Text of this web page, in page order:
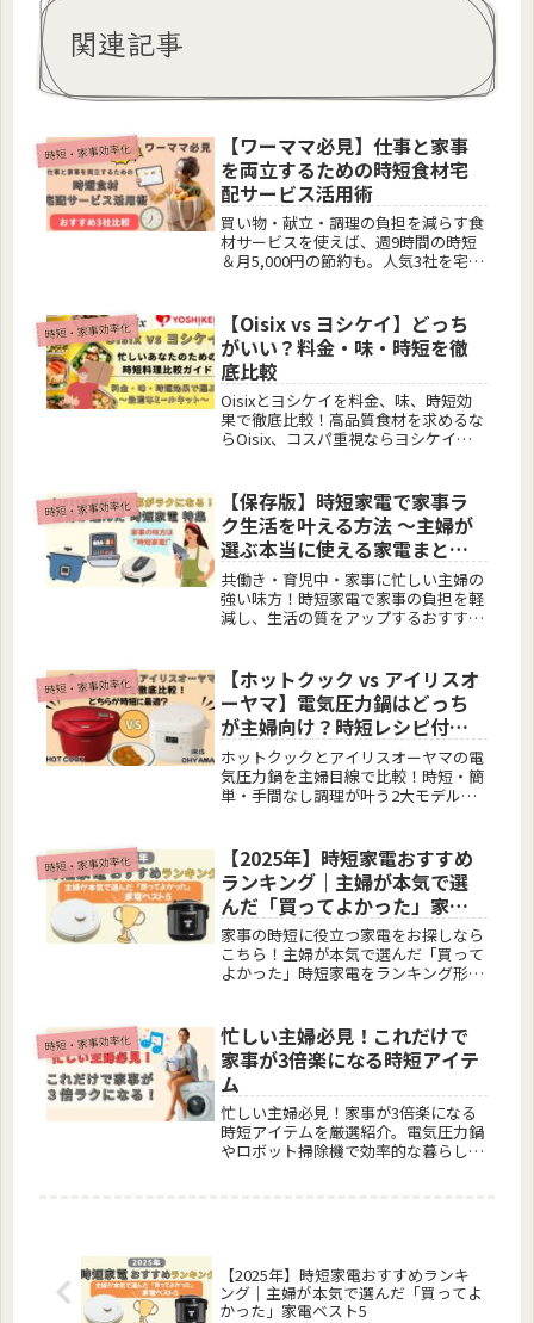
関連記事
時短・家事効率化
【ワーママ必見】仕事と家事
を両立するための時短食材宅
配サービス活用術
買い物・献立・調理の負担を減らす食
材サービスを使えば、週9時間の時短
＆月5,000円の節約も。人気3社を宅配
時短・家事効率化
【Oisix vs ヨシケイ】どっち
がいい？料金・味・時短を徹
底比較
Oisixとヨシケイを料金、味、時短効
果で徹底比較！高品質食材を求めるな
らOisix、コスパ重視ならヨシケイが
時短・家事効率化
【保存版】時短家電で家事ラ
ク生活を叶える方法 〜主婦が
選ぶ本当に使える家電まと
め〜
共働き・育児中・家事に忙しい主婦の
強い味方！時短家電で家事の負担を軽
減し、生活の質をアップするおすすめ
時短・家事効率化
【ホットクック vs アイリスオ
ーヤマ】電気圧力鍋はどっち
が主婦向け？時短レシピ付き
レビュー
ホットクックとアイリスオーヤマの電
気圧力鍋を主婦目線で比較！時短・簡
単・手間なし調理が叶う2大モデルを
します。
時短・家事効率化
【2025年】時短家電おすすめ
ランキング｜主婦が本気で選
んだ「買ってよかった」家電
ベスト5
家事の時短に役立つ家電をお探しなら
こちら！主婦が本気で選んだ「買って
よかった」時短家電をランキング形式
底比較！
時短・家事効率化
忙しい主婦必見！これだけで
家事が3倍楽になる時短アイテ
ム
忙しい主婦必見！家事が3倍楽になる
時短アイテムを厳選紹介。電気圧力鍋
やロボット掃除機で効率的な暮らしを
【2025年】時短家電おすすめランキ
ング｜主婦が本気で選んだ「買ってよ
かった」家電ベスト5